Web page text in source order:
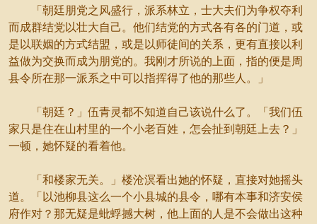
「朝廷朋党之风盛行，派系林立，士大夫们为争权夺利
而成群结党以壮大自己。他们结党的方式各有各的门道，或
是以联姻的方式结盟，或是以师徒间的关系，更有直接以利
益做为交换而成为朋党的。我刚才所说的上面，指的便是周
县令所在那一派系之中可以指挥得了他的那些人。」
「朝廷？」伍青灵都不知道自己该说什么了。「我们伍
家只是住在山村里的一个小老百姓，怎会扯到朝廷上去？」
一顿，她怀疑的看着他。
「和楼家无关。」楼沧溟看出她的怀疑，直接对她摇头
道。「以池柳县这么一个小县城的县令，哪有本事和济安侯
府作对？那无疑是蚍蜉撼大树，他上面的人是不会做出这种